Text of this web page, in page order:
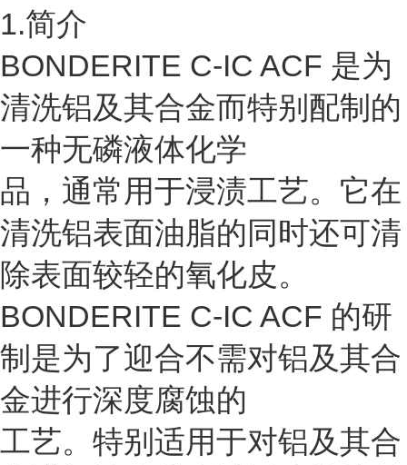
1.简介
BONDERITE C-IC ACF 是为
清洗铝及其合金而特别配制的
一种无磷液体化学
品，通常用于浸渍工艺。它在
清洗铝表面油脂的同时还可清
除表面较轻的氧化皮。
BONDERITE C-IC ACF 的研
制是为了迎合不需对铝及其合
金进行深度腐蚀的
工艺。特别适用于对铝及其合